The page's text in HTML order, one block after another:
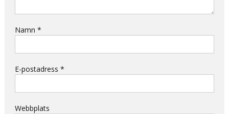
Namn *
E-postadress *
Webbplats